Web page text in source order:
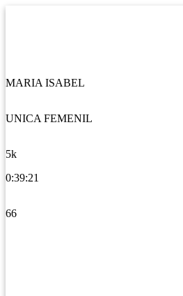
MARIA ISABEL
UNICA FEMENIL
5k
0:39:21
66